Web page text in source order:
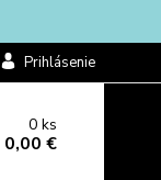
Prihlásenie
0ks
0,00 €